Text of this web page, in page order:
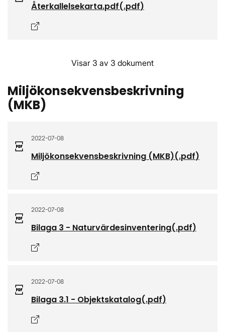
Återkallelsekarta.pdf(.pdf)
Visar 3 av 3 dokument
Miljökonsekvensbeskrivning
(MKB)
2022-07-08
Miljökonsekvensbeskrivning (MKB)(.pdf)
2022-07-08
Bilaga 3 - Naturvärdesinventering(.pdf)
2022-07-08
Bilaga 3.1 - Objektskatalog(.pdf)